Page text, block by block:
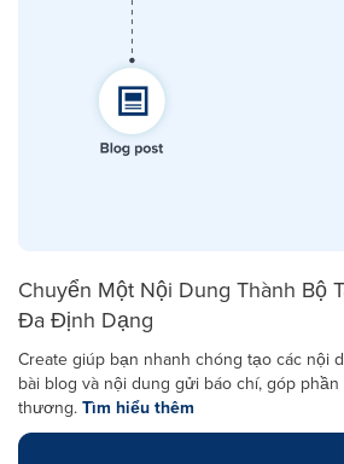
Chuyển Một Nội Dung Thành Bộ
Đa Định Dạng
Create giúp bạn nhanh chóng tạo các nội
bài blog và nội dung gửi báo chí, góp
thương.Tìm hiểu thêm